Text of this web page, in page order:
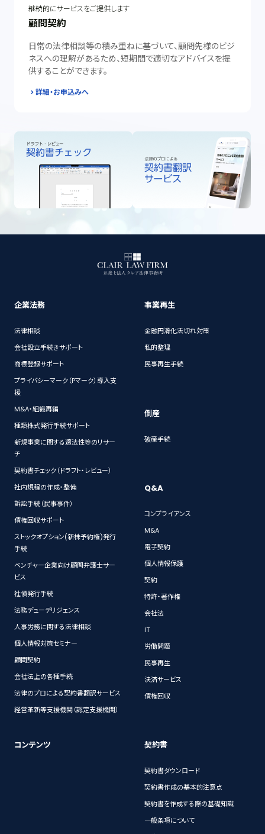
継続的にサービスをご提供します
顧問契約
日常の法律相談等の積み重ねに基づいて、顧問先様のビジ
ネスへの理解があるため、短期間で適切なアドバイスを提
供することができます。
詳細・お申込みへ
企業法務
法律相談
会社設立手続きサポート
商標登録サポート
プライバシーマーク（Pマーク）導入支
援
M&A・組織再編
種類株式発行手続サポート
新規事業に関する適法性等のリサー
チ
契約書チェック（ドラフト・レビュー）
社内規程の作成・整備
訴訟手続（民事事件）
債権回収サポート
ストックオプション(新株予約権)発行
手続
ベンチャー企業向け顧問弁護士サー
ビス
社債発行手続
法務デューデリジェンス
人事労務に関する法律相談
個人情報対策セミナー
顧問契約
会社法上の各種手続
法律のプロによる契約書翻訳サービス
経営革新等支援機関（認定支援機関）
事業再生
金融円滑化法切れ対策
私的整理
民事再生手続
倒産
破産手続
Q&A
コンプライアンス
M&A
電子契約
個人情報保護
契約
特許・著作権
会社法
IT
労働問題
民事再生
決済サービス
債権回収
コンテンツ 契約書
契約書ダウンロード
契約書作成の基本的注意点
契約書を作成する際の基礎知識
一般条項について